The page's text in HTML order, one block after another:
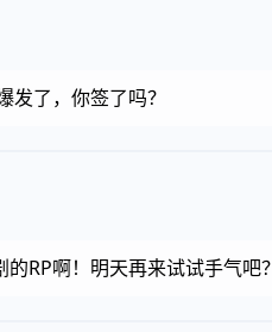
发了，你签了吗？
RP啊！明天再来试试手气吧？